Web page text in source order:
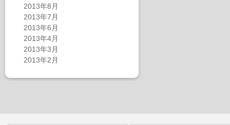
2013年8月
2013年7月
2013年6月
2013年4月
2013年3月
2013年2月